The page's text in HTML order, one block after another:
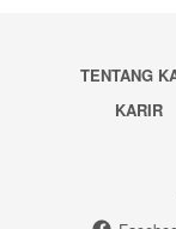
TENTANG
KARIR